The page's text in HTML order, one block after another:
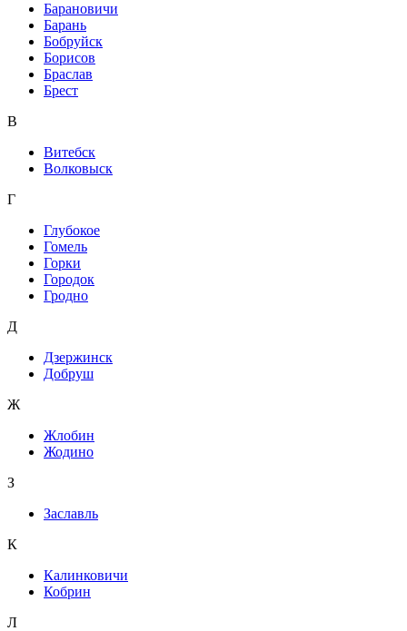
Барановичи
Барань
Бобруйск
Борисов
Браслав
Брест
В
Витебск
Волковыск
Г
Глубокое
Гомель
Горки
Городок
Гродно
Д
Дзержинск
Добруш
Ж
Жлобин
Жодино
З
Заславль
К
Калинковичи
Кобрин
Л